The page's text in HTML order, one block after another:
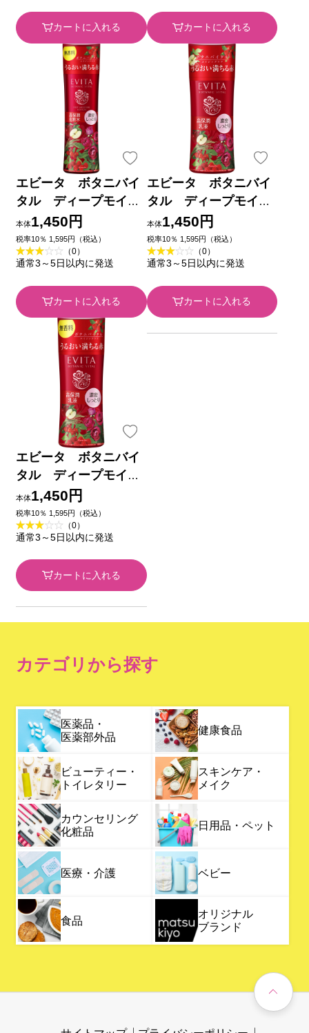
カートに入れる カートに入れる
エビータ ボタニバイ
タル ディープモイス
チャーローション３
無香料 １８０ｍｌ カ
ネボウ化粧品
本体1,450円
税率10％ 1,595円（税込）
（0）
通常3～5日以内に発送
カートに入れる
エビータ ボタニバイ
タル ディープモイス
チャーミルク３ １３０
ｍｌ カネボウ化粧品
本体1,450円
税率10％ 1,595円（税込）
（0）
通常3～5日以内に発送
カートに入れる
エビータ ボタニバイ
タル ディープモイス
チャーミルク３ 無香
料 １３０ｍｌ カネボ
ウ化粧品
本体1,450円
税率10％ 1,595円（税込）
（0）
通常3～5日以内に発送
カートに入れる
カテゴリから探す
医薬品・
医薬部外品
健康食品
ビューティー・
トイレタリー
スキンケア・
メイク
カウンセリング
化粧品
日用品・ペット
医療・介護 ベビー
食品
オリジナル
ブランド